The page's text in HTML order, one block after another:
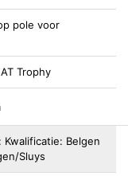
pole voor
Trophy
Kwalificatie: Belgen
Sluys